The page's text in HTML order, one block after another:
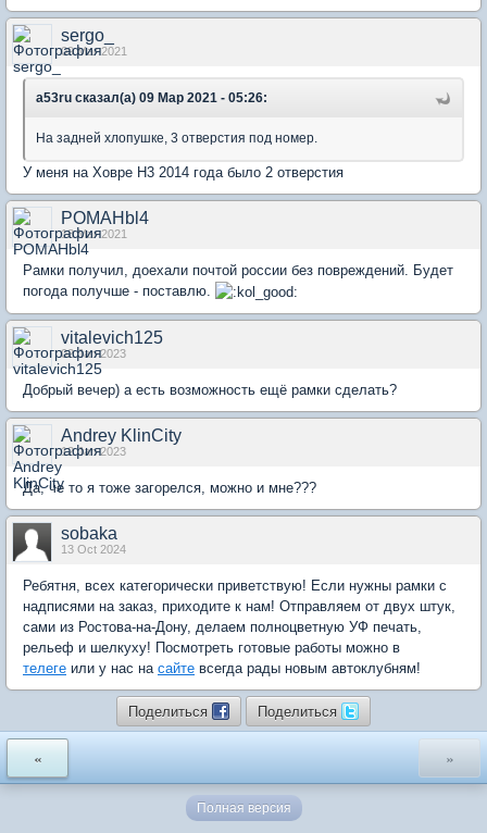
sergo_
09 Mar 2021
a53ru сказал(а) 09 Мар 2021 - 05:26:
На задней хлопушке, 3 отверстия под номер.
У меня на Ховре Н3 2014 года было 2 отверстия
POMAHbl4
18 Mar 2021
Рамки получил, доехали почтой россии без повреждений. Будет
погода получше - поставлю.
vitalevich125
02 Jan 2023
Добрый вечер) а есть возможность ещё рамки сделать?
Andrey KlinCity
12 Jan 2023
Да, че то я тоже загорелся, можно и мне???
sobaka
13 Oct 2024
Ребятня, всех категорически приветствую! Если нужны рамки с
надписями на заказ, приходите к нам! Отправляем от двух штук,
сами из Ростова-на-Дону, делаем полноцветную УФ печать,
рельеф и шелкуху! Посмотреть готовые работы можно в
телеге или у нас на сайте всегда рады новым автоклубням!
Поделиться Поделиться
« »
Полная версия